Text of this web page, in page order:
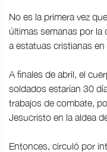
No es la primera vez
últimas semanas por
a estatuas cristianas
A finales de abril, el
soldados estarían 30
trabajos de combate,
Jesucristo en la aldea
Entonces, circuló por